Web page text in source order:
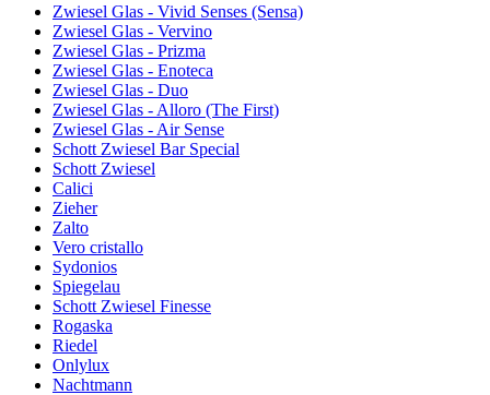
Zwiesel Glas - Vivid Senses (Sensa)
Zwiesel Glas - Vervino
Zwiesel Glas - Prizma
Zwiesel Glas - Enoteca
Zwiesel Glas - Duo
Zwiesel Glas - Alloro (The First)
Zwiesel Glas - Air Sense
Schott Zwiesel Bar Special
Schott Zwiesel
Calici
Zieher
Zalto
Vero cristallo
Sydonios
Spiegelau
Schott Zwiesel Finesse
Rogaska
Riedel
Onlylux
Nachtmann